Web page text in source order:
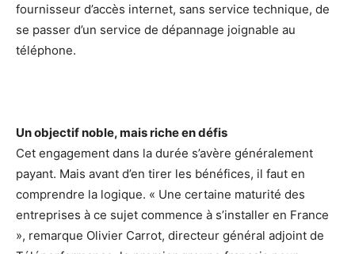
fournisseur d’accès internet, sans service technique, de
se passer d’un service de dépannage joignable au
téléphone.
Un objectif noble, mais riche en défis
Cet engagement dans la durée s’avère ­généralement
payant. Mais avant d’en tirer les bénéfices, il faut en
comprendre la logi­que. « Une certaine maturité des
entreprises à ce sujet commence à s’installer en France
», ­remarque Olivier Carrot, directeur général adjoint de